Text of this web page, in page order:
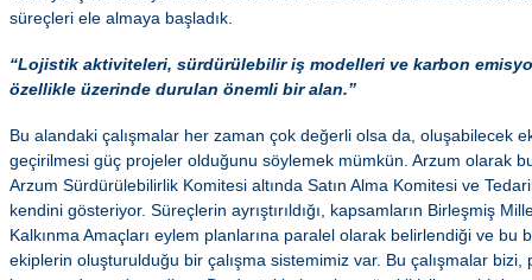
süreçleri ele almaya başladık.
“Lojistik aktiviteleri, sürdürülebilir iş modelleri ve karbon
özellikle üzerinde durulan önemli bir alan.”
Bu alandaki çalışmalar her zaman çok değerli olsa da, oluşabilecek
geçirilmesi güç projeler olduğunu söylemek mümkün. Arzum olarak
Arzum Sürdürülebilirlik Komitesi altında Satın Alma Komitesi ve
kendini gösteriyor. Süreçlerin ayrıştırıldığı, kapsamların Birleşmiş
Kalkınma Amaçları eylem planlarına paralel olarak belirlendiği ve bu
ekiplerin oluşturulduğu bir çalışma sistemimiz var. Bu çalışmalar